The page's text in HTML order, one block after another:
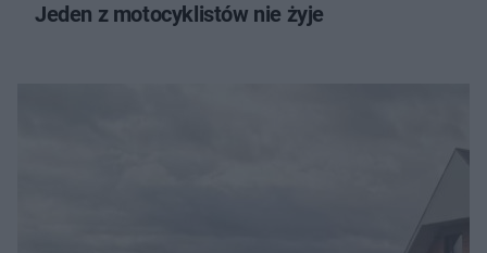
Jeden z motocyklistów nie żyje